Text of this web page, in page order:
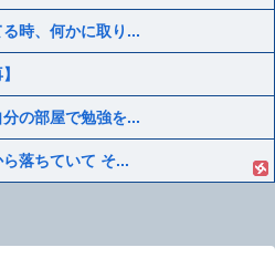
時、何かに取り...
の部屋で勉強を...
落ちていて そ...